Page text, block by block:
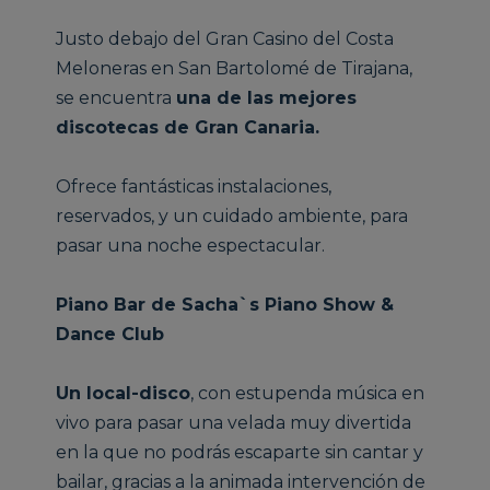
Justo debajo del Gran Casino del Costa
Meloneras en San Bartolomé de Tirajana,
se encuentra una de las mejores
discotecas de Gran Canaria.
Ofrece fantásticas instalaciones,
reservados, y un cuidado ambiente, para
pasar una noche espectacular.
Piano Bar de Sacha`s Piano Show &
Dance Club
Un local-disco, con estupenda música en
vivo para pasar una velada muy divertida
en la que no podrás escaparte sin cantar y
bailar, gracias a la animada intervención de